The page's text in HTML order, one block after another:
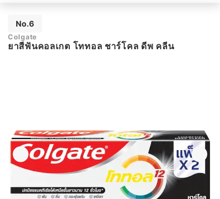
No.6
Colgate
ยาสีฟันคอลเกต โททอล ชาร์โคล ดีพ คลีน